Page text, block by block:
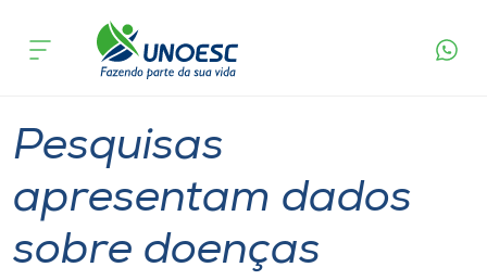
Cursos
Atendimento ao Estudante
acontece
catarinense
Pesquisas
apresentam dados
sobre doenças